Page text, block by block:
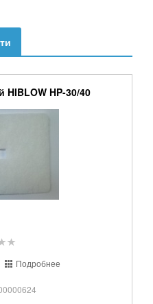
HP-30/40
Подробнее